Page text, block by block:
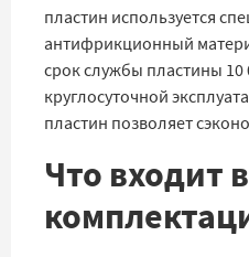
пластин используется
антифрикционный
срок службы пластины 10
круглосуточной
пластин позволяет
Что входит в